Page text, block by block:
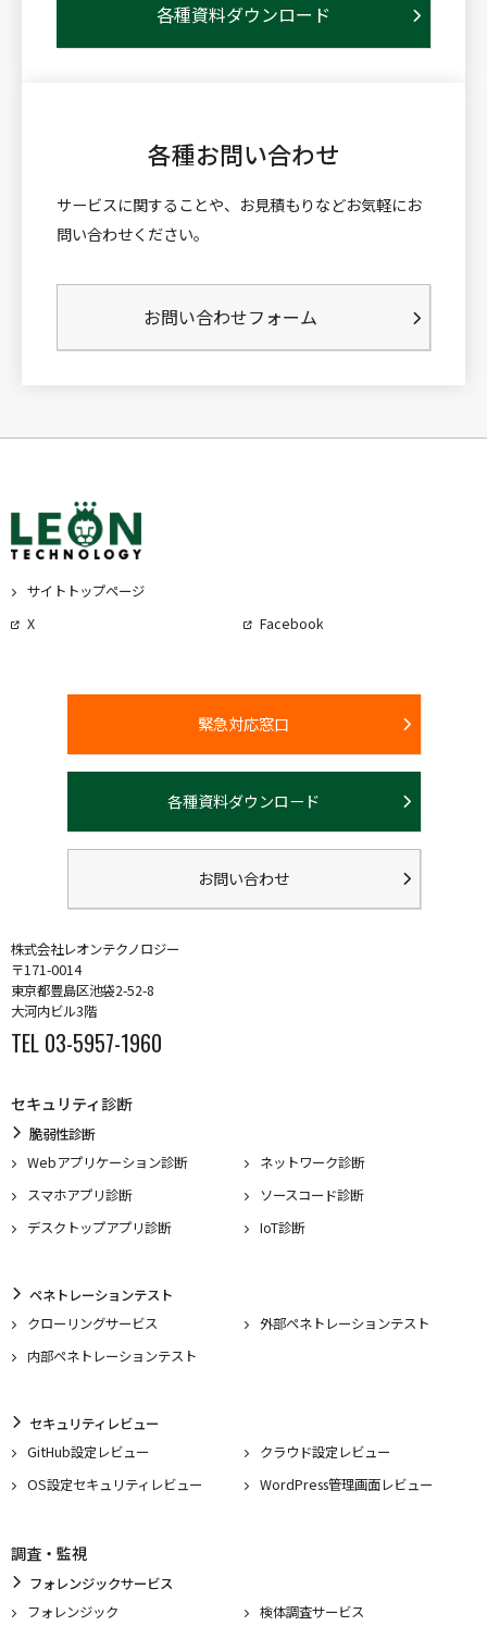
各種資料ダウンロード
各種お問い合わせ
サービスに関することや、お見積もりなどお気軽にお
問い合わせください。
お問い合わせフォーム
サイトトップページ
X
Facebook
緊急対応窓口
各種資料ダウンロード
お問い合わせ
株式会社レオンテクノロジー
〒171-0014
東京都豊島区池袋2-52-8
大河内ビル3階
TEL 03-5957-1960
セキュリティ診断
脆弱性診断
Webアプリケーション診断
ネットワーク診断
スマホアプリ診断
ソースコード診断
デスクトップアプリ診断
IoT診断
ペネトレーションテスト
クローリングサービス
外部ペネトレーションテスト
内部ペネトレーションテスト
セキュリティレビュー
GitHub設定レビュー
クラウド設定レビュー
OS設定セキュリティレビュー
WordPress管理画面レビュー
調査・監視
フォレンジックサービス
フォレンジック
検体調査サービス